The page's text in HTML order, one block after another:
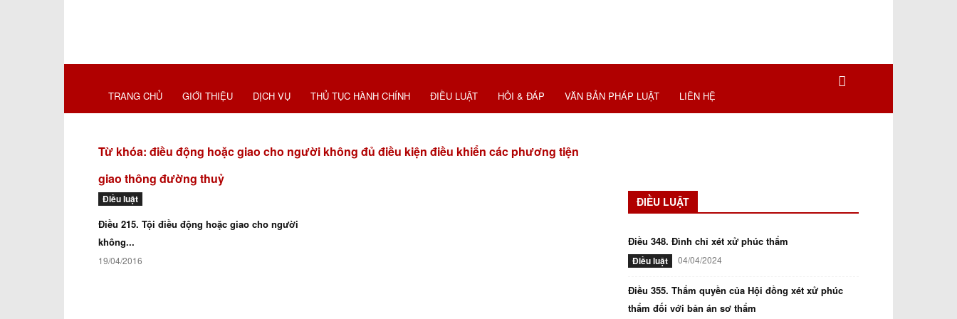
TRANG CHỦ GIỚI THIỆU DỊCH VỤ THỦ TỤC HÀNH CHÍNH ĐIỀU LUẬT HỎI & ĐÁP VĂN BẢN PHÁP LUẬT LIÊN HỆ
Từ khóa: điều động hoặc giao cho người không đủ điều kiện điều khiển các phương tiện
giao thông đường thuỷ
Điều luật
Điều 215. Tội điều động hoặc giao cho người
không...
19/04/2016
ĐIỀU LUẬT
Điều 348. Đình chỉ xét xử phúc thẩm
Điều luật 04/04/2024
Điều 355. Thẩm quyền của Hội đồng xét xử phúc
thẩm đối với bản án sơ thẩm